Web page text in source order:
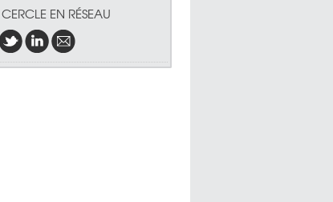
CERCLE EN RÉSEAU